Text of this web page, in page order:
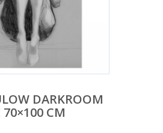
DARKROOM
70×100 CM